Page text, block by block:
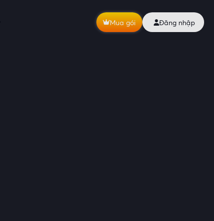
Mua gói Đăng nhập